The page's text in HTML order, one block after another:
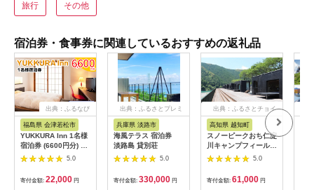
旅行 その他
宿泊券・食事券に関連しているおすすめの返礼品
出典：ふるなび
福島県 会津若松市
YUKKURA Inn 1名様
宿泊券 (6600円分) ワ
ーケーションお試しプ
ラン｜東北 福島県 会
津若松市 東山温泉 旅
行 クーポン 利用券
5.0
寄付金額: 22,000 円
出典：ふるさとプレミ
兵庫県 淡路市
海風テラス 宿泊券
淡路島 貸別荘
5.0
寄付金額: 330,000 円
出典：ふるさとチョイ
高知県 越知町
スノーピークおち仁淀
川キャンプフィールド
「住箱-jyubako-」ペ
ア宿泊チケット
5.0
寄付金額: 61,000 円